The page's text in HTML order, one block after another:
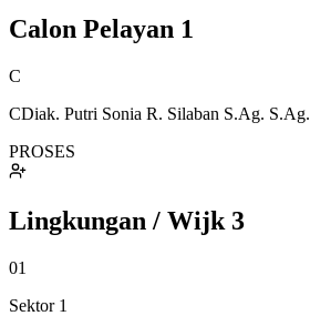
Calon Pelayan 1
C
CDiak. Putri Sonia R. Silaban S.Ag. S.Ag.
PROSES
Lingkungan / Wijk 3
01
Sektor 1